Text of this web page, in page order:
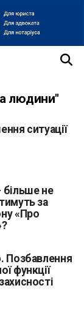
людини"
ситуації
більше не
за
«Про
Позбавлення
функції